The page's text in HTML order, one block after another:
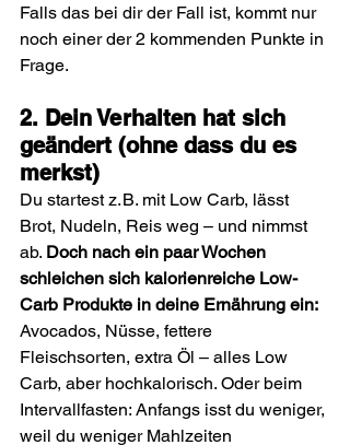
Falls das bei dir der Fall ist, kommt nur
noch einer der 2 kommenden Punkte in
Frage.
2. Dein Verhalten hat sich
geändert (ohne dass du es
merkst)
Du startest z. B. mit Low Carb, lässt
Brot, Nudeln, Reis weg – und nimmst
ab. Doch nach ein paar Wochen
schleichen sich kalorienreiche Low-
Carb Produkte in deine Ernährung ein:
Avocados, Nüsse, fettere
Fleischsorten, extra Öl – alles Low
Carb, aber hochkalorisch. Oder beim
Intervallfasten: Anfangs isst du weniger,
weil du weniger Mahlzeiten